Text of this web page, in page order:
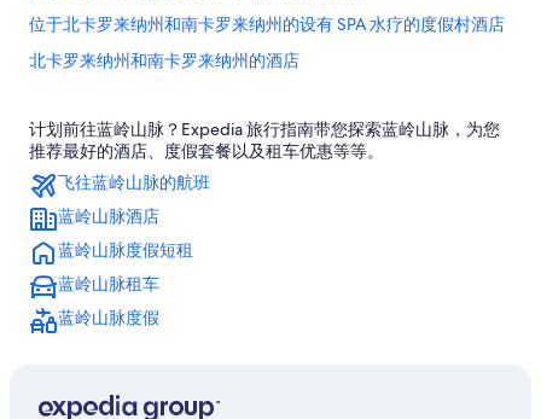
位于北卡罗来纳州和南卡罗来纳州的设有 SPA 水疗的度假村酒店
北卡罗来纳州和南卡罗来纳州的酒店
北卡罗来纳州和南卡罗来纳州的私人度假屋
北卡罗来纳州和南卡罗来纳州的农场
北卡罗来纳州和南卡罗来纳州的度假村
蓝岭公园道的木舍
蓝岭公园道的木屋
蓝岭公园道的村舍
计划前往蓝岭山脉？Expedia 旅行指南带您探索蓝岭山脉，为您
推荐最好的酒店、度假套餐以及租车优惠等等。
飞往蓝岭山脉的航班
蓝岭山脉酒店
蓝岭山脉度假短租
蓝岭山脉租车
蓝岭山脉度假